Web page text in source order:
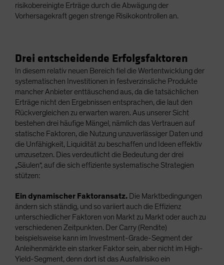
risikobereinigte Erträge durch die Abwägung der
Vorhersagekraft gegen strenge Risikokontrollen an.
Drei entscheidende Erfolgsfaktoren
In diesem relativ neuen Bereich fiel die Wertentwicklung der
systematischen Investitionen in festverzinsliche Produkte
mancher Anbieter enttäuschend aus, da die tatsächlichen
Erträge nicht den Ergebnissen entsprachen, die laut den
Rückvergleichen zu erwarten waren. Aus unserer Sicht
bestehen drei häufige Mängel, nämlich das Vertrauen auf
statische Faktoren, die Nutzung unzuverlässiger Daten und
die Unfähigkeit, Liquidität zu beschaffen und Ideen effektiv
umzusetzen. Dies verdeutlicht die Bedeutung der drei
„Säulen“, auf die sich effiziente systematische Strategien
stützen:
Ein dynamischer Faktoransatz. Die Marktbedingungen
ändern sich ständig, und so variiert auch die Effizienz
unterschiedlicher Faktoren von Markt zu Markt oder auch zu
verschiedenen Zeitpunkten. Der Carry (Rendite)
beispielsweise kann im Investment-Grade-Segment der
Anleihenmärkte ein starker Faktor sein, aber nicht im High-
Yield-Segment, denn dort ist das Ausfallrisiko ein